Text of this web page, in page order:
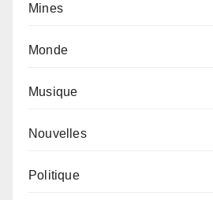
Mines
Monde
Musique
Nouvelles
Politique